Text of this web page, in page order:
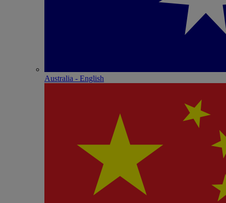
Australia - English